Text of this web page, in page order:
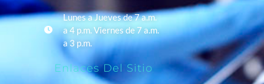
Lunes a Jueves de 7 a.m.
a 4 p.m. Viernes de 7 a.m.
a 3 p.m.
Enlaces Del Sitio